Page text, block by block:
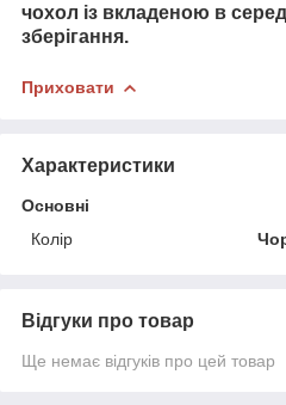
чохол із вкладеною в
зберігання.
Приховати
Характеристики
Основні
Колір
Відгуки про товар
Ще немає відгуків про цей товар